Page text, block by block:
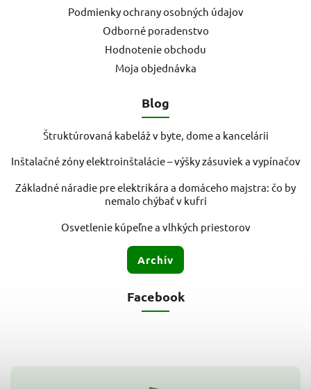
Podmienky ochrany osobných údajov
Odborné poradenstvo
Hodnotenie obchodu
Moja objednávka
Blog
Štruktúrovaná kabeláž v byte, dome a kancelárii
Inštalačné zóny elektroinštalácie – výšky zásuviek a vypínačov
Základné náradie pre elektrikára a domáceho majstra: čo by
nemalo chýbať v kufri
Osvetlenie kúpeľne a vlhkých priestorov
Archív
Facebook